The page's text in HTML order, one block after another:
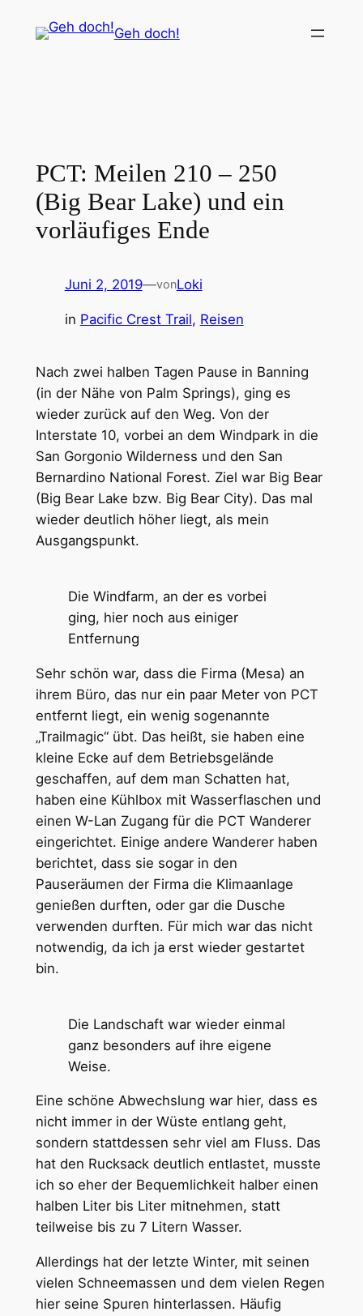
Inhalt
Geh doch!
PCT: Meilen 210 – 250
(Big Bear Lake) und ein
vorläufiges Ende
Juni 2, 2019—vonLoki
in Pacific Crest Trail, Reisen
Nach zwei halben Tagen Pause in Banning
(in der Nähe von Palm Springs), ging es
wieder zurück auf den Weg. Von der
Interstate 10, vorbei an dem Windpark in die
San Gorgonio Wilderness und den San
Bernardino National Forest. Ziel war Big Bear
(Big Bear Lake bzw. Big Bear City). Das mal
wieder deutlich höher liegt, als mein
Ausgangspunkt.
Die Windfarm, an der es vorbei
ging, hier noch aus einiger
Entfernung
Sehr schön war, dass die Firma (Mesa) an
ihrem Büro, das nur ein paar Meter von PCT
entfernt liegt, ein wenig sogenannte
„Trailmagic“ übt. Das heißt, sie haben eine
kleine Ecke auf dem Betriebsgelände
geschaffen, auf dem man Schatten hat,
haben eine Kühlbox mit Wasserflaschen und
einen W-Lan Zugang für die PCT Wanderer
eingerichtet. Einige andere Wanderer haben
berichtet, dass sie sogar in den
Pauseräumen der Firma die Klimaanlage
genießen durften, oder gar die Dusche
verwenden durften. Für mich war das nicht
notwendig, da ich ja erst wieder gestartet
bin.
Die Landschaft war wieder einmal
ganz besonders auf ihre eigene
Weise.
Eine schöne Abwechslung war hier, dass es
nicht immer in der Wüste entlang geht,
sondern stattdessen sehr viel am Fluss. Das
hat den Rucksack deutlich entlastet, musste
ich so eher der Bequemlichkeit halber einen
halben Liter bis Liter mitnehmen, statt
teilweise bis zu 7 Litern Wasser.
Allerdings hat der letzte Winter, mit seinen
vielen Schneemassen und dem vielen Regen
hier seine Spuren hinterlassen. Häufig